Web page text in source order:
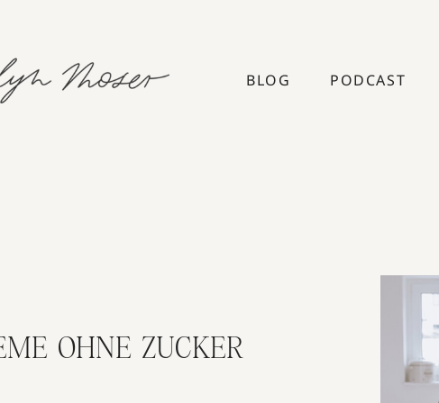
BLOG PODCAST
OHNE ZUCKER